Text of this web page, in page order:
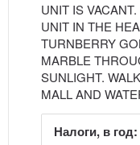
UNIT IS
UNIT IN THE
TURNBERRY
MARBLE
SUNLIGHT.
MALL AND
Налоги, в год: